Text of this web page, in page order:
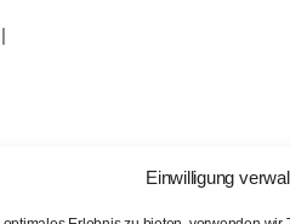
Einwilligung